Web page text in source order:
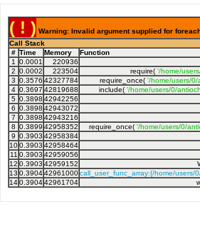
( ! ) Warning: Invalid argument supplied for
Call Stack
# Time Memory Function
1
0.0001 220936
2 0.0002 223504 require( '/home/
3 0.3576 42327784 require_once( '/home/users/0/
4 0.3697 42819688 include( '/home/users/0/
5 0.3898 42942256
6 0.3898 42943072
7 0.3898 42943216
8 0.3899 42958352 require_once( '/home/users/0/
9 0.3903 42958384
100.3903 42958464
11 0.3903 42959056
12 0.3903 42959152
13 0.390442961000call_user_func_array:{/home/users/
140.390442961704